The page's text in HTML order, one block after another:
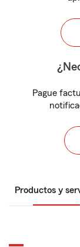
Pague
Productos y